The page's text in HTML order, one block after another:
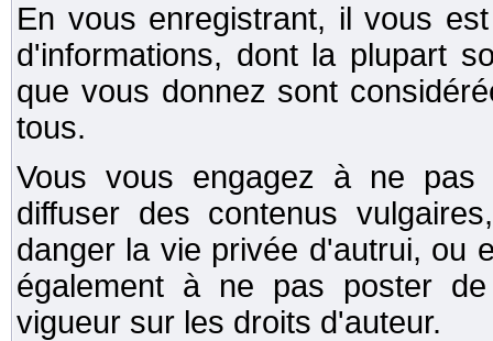
En vous enregistrant, il vous
d'informations, dont la plupart
que vous donnez sont
tous.
Vous vous engagez à ne pas
diffuser des contenus
danger la vie privée d'autrui, ou
également à ne pas poster
vigueur sur les droits d'auteur.